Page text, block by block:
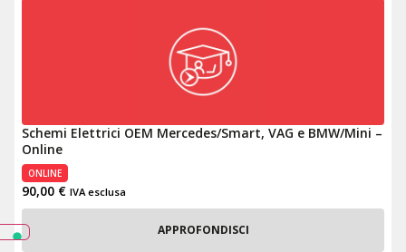
Schemi Elettrici OEM Mercedes/Smart, VAG e BMW/Mini –
Online
ONLINE
90,00 € IVA esclusa
APPROFONDISCI